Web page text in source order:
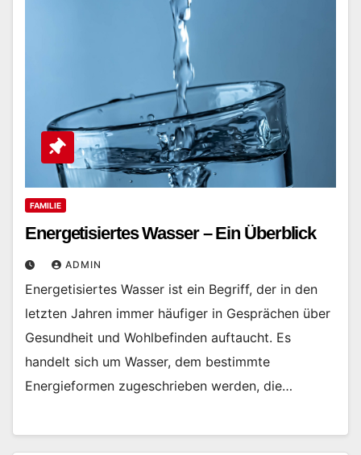
FAMILIE
Energetisiertes Wasser – Ein Überblick
ADMIN
Energetisiertes Wasser ist ein Begriff, der in den
letzten Jahren immer häufiger in Gesprächen über
Gesundheit und Wohlbefinden auftaucht. Es
handelt sich um Wasser, dem bestimmte
Energieformen zugeschrieben werden, die…